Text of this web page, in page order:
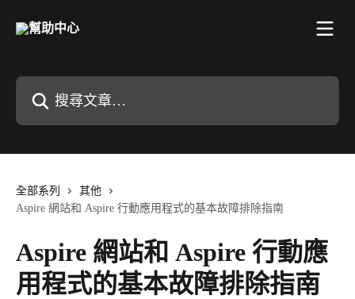
全部系列
其他
Aspire 網站和 Aspire 行動應用程式的基本故障排除指南
Aspire 網站和 Aspire 行動應
用程式的基本故障排除指南